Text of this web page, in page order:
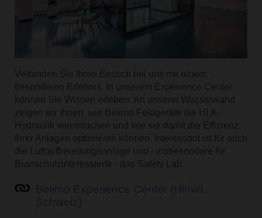
Verbinden Sie Ihren Besuch bei uns mit einem
besonderen
Erlebnis. In unserem Experience Center
können Sie Wissen erleben. An unserer Wasserwand
zeigen wir Ihnen, wie Belimo Feldgeräte die HLK-
Hydraulik vereinfachen und wie sie damit die Effizienz
Ihrer Anlagen optimieren können. Interessant ist für auch
die Luftaufbereitungsanlage und - insbesondere für
Branschutzinteressierte - das Safety Lab.